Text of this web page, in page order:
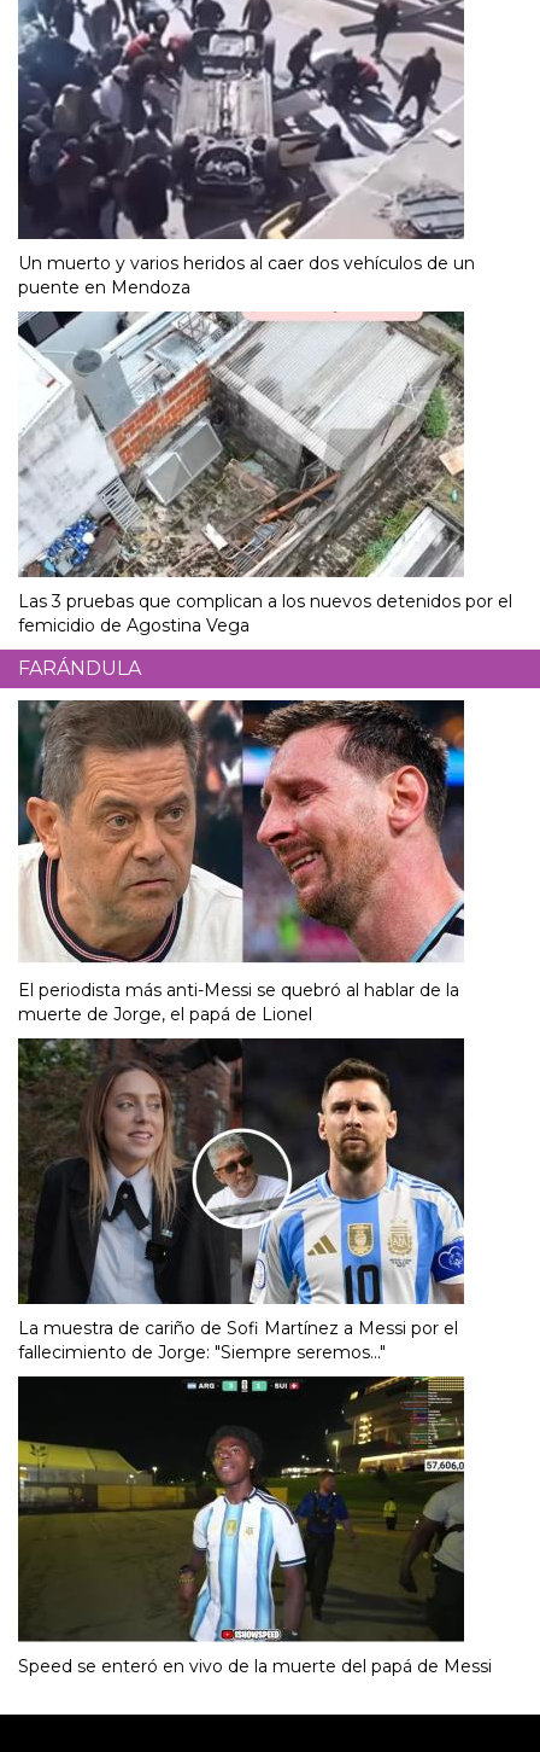
Un muerto y varios heridos al caer dos vehículos de un
puente en Mendoza
Las 3 pruebas que complican a los nuevos detenidos por el
femicidio de Agostina Vega
FARÁNDULA
El periodista más anti-Messi se quebró al hablar de la
muerte de Jorge, el papá de Lionel
La muestra de cariño de Sofi Martínez a Messi por el
fallecimiento de Jorge: "Siempre seremos..."
Speed se enteró en vivo de la muerte del papá de Messi